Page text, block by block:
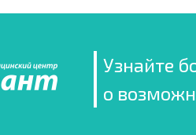
Узнайте
о